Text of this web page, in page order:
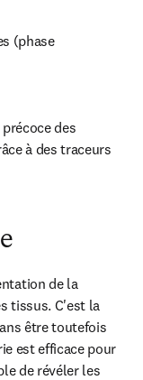
(phase
des
à des traceurs
de la
tissus. C'est la
être toutefois
est efficace pour
de révéler les